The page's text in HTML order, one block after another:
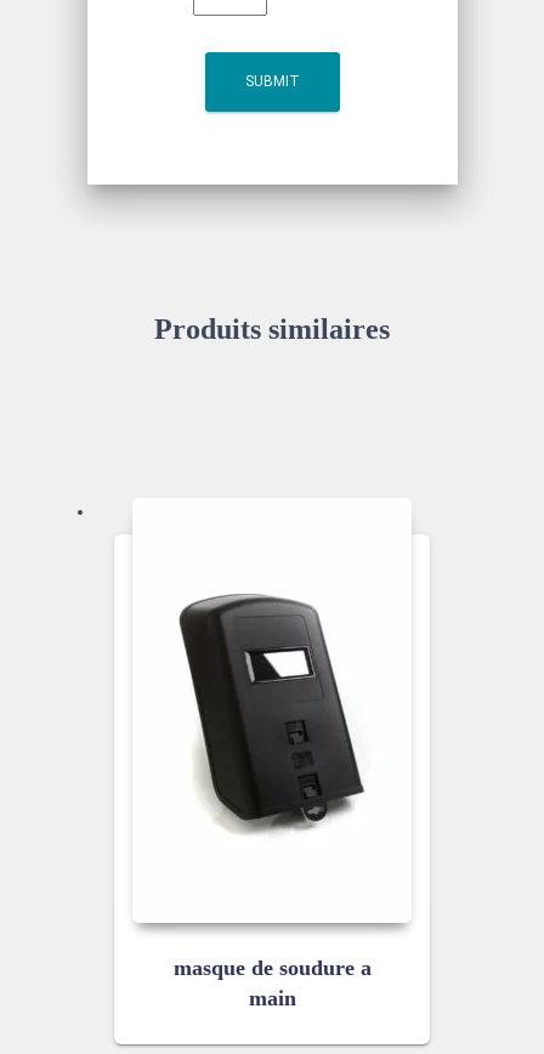
Produits similaires
masque de soudure a
main